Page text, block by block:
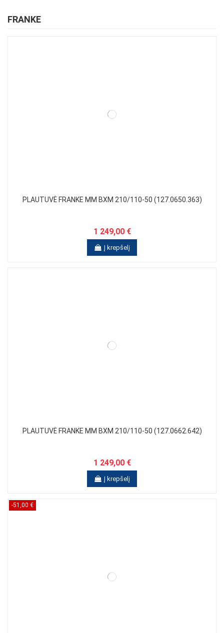
FRANKE
PLAUTUVĖ FRANKE MM BXM 210/110-50 (127.0650.363)
1 249,00 €
Į krepšelį
PLAUTUVĖ FRANKE MM BXM 210/110-50 (127.0662.642)
1 249,00 €
Į krepšelį
-51,00 €